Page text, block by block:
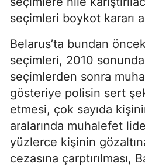
seçimleri boykot kararı
Belarus’ta bundan
seçimleri, 2010
seçimlerden sonra
gösteriye polisin sert
etmesi, çok sayıda
aralarında muhalefet
yüzlerce kişinin
cezasına çarptırılması,